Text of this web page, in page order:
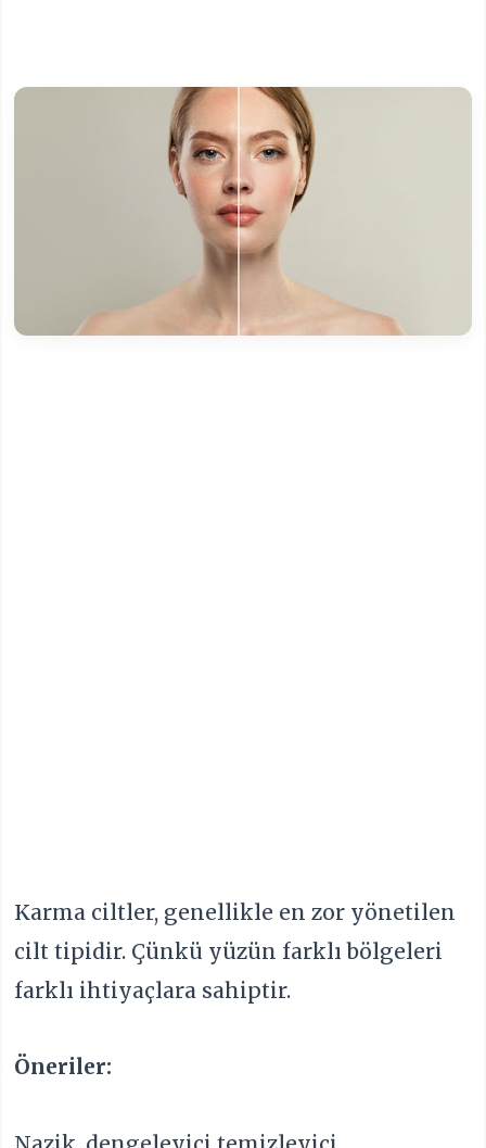
Karma ciltler, genellikle en zor yönetilen
cilt tipidir. Çünkü yüzün farklı bölgeleri
farklı ihtiyaçlara sahiptir.
Öneriler: